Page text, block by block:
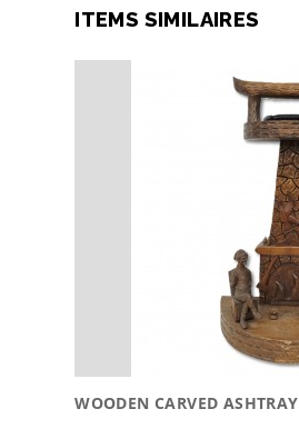
ITEMS SIMILAIRES
WOODEN CARVED ASHTRAY